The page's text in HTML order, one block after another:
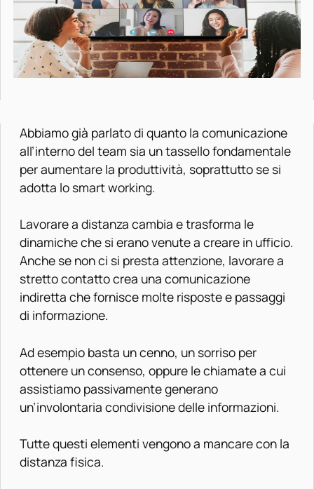
Abbiamo già parlato di quanto la comunicazione
all’interno del team sia un tassello fondamentale
per aumentare la produttività, soprattutto se si
adotta lo smart working.
Lavorare a distanza cambia e trasforma le
dinamiche che si erano venute a creare in ufficio.
Anche se non ci si presta attenzione, lavorare a
stretto contatto crea una comunicazione
indiretta che fornisce molte risposte e passaggi
di informazione.
Ad esempio basta un cenno, un sorriso per
ottenere un consenso, oppure le chiamate a cui
assistiamo passivamente generano
un’involontaria condivisione delle informazioni.
Tutte questi elementi vengono a mancare con la
distanza fisica.